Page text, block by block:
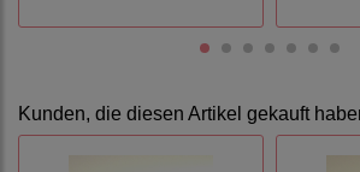
Kunden, die diesen Artikel gekauft